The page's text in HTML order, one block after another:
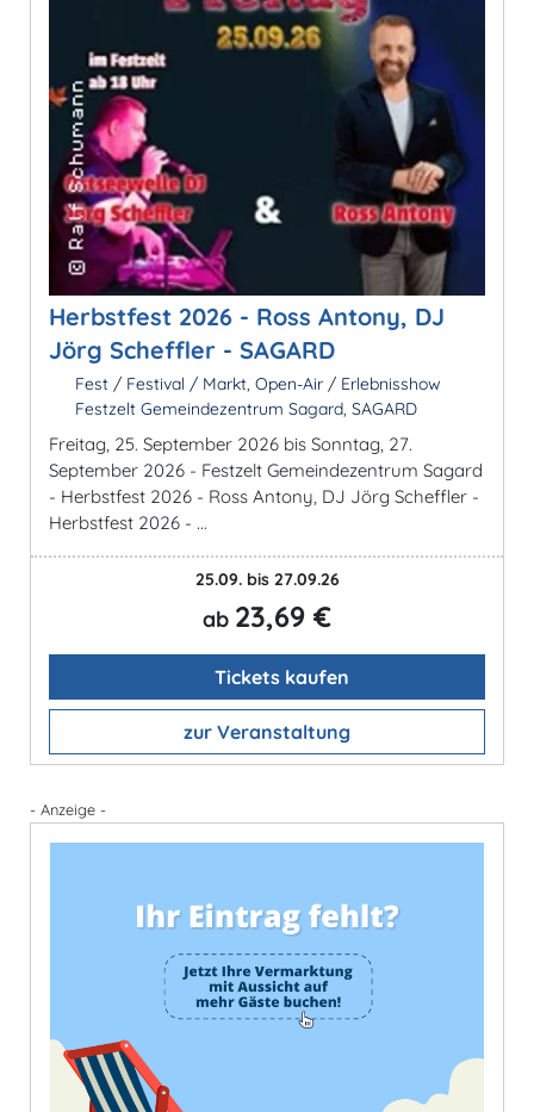
Herbstfest 2026 - Ross Antony, DJ
Jörg Scheffler - SAGARD
Fest / Festival / Markt, Open-Air / Erlebnisshow
Festzelt Gemeindezentrum Sagard, SAGARD
Freitag, 25. September 2026 bis Sonntag, 27.
September 2026 - Festzelt Gemeindezentrum Sagard
- Herbstfest 2026 - Ross Antony, DJ Jörg Scheffler -
Herbstfest 2026 - ...
25.09. bis 27.09.26
ab 23,69 €
Tickets kaufen
zur Veranstaltung
- Anzeige -